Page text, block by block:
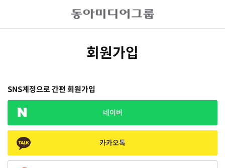
회원가입
SNS계정으로 간편 회원가입
네이버
카카오톡